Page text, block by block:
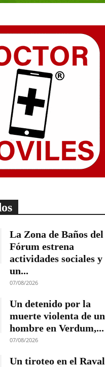
La Zona de Baños del
Fórum estrena
actividades sociales y
un...
07/08/2026
Un detenido por la
muerte violenta de un
hombre en Verdum,...
07/08/2026
Un tiroteo en el Raval